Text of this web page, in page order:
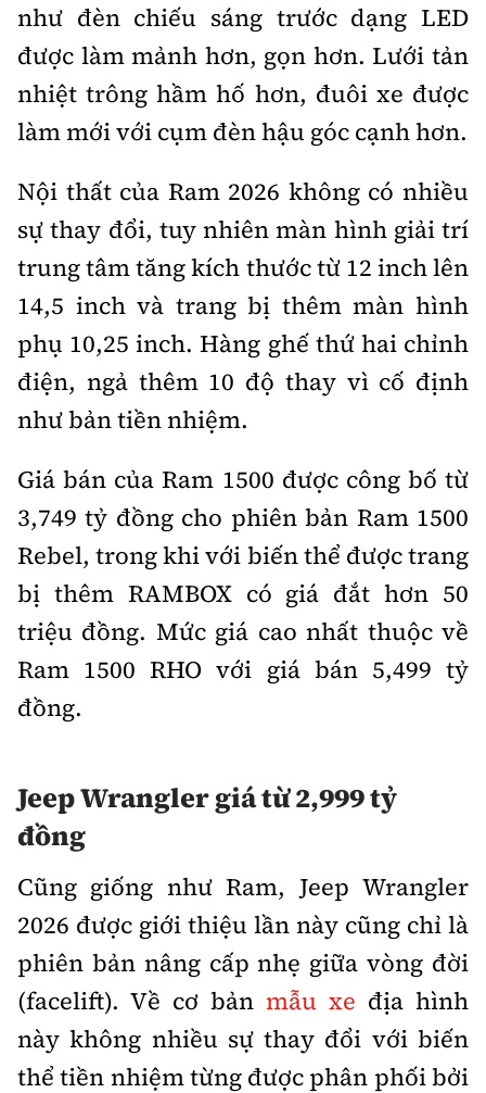
như đèn chiếu sáng trước dạng LED
được làm mảnh hơn, gọn hơn. Lưới tản
nhiệt trông hầm hố hơn, đuôi xe được
làm mới với cụm đèn hậu góc cạnh hơn.
Nội thất của Ram 2026 không có nhiều
sự thay đổi, tuy nhiên màn hình giải trí
trung tâm tăng kích thước từ 12 inch lên
14,5 inch và trang bị thêm màn hình
phụ 10,25 inch. Hàng ghế thứ hai chỉnh
điện, ngả thêm 10 độ thay vì cố định
như bản tiền nhiệm.
Giá bán của Ram 1500 được công bố từ
3,749 tỷ đồng cho phiên bản Ram 1500
Rebel, trong khi với biến thể được trang
bị thêm RAMBOX có giá đắt hơn 50
triệu đồng. Mức giá cao nhất thuộc về
Ram 1500 RHO với giá bán 5,499 tỷ
đồng.
Jeep Wrangler giá từ 2,999 tỷ
đồng
Cũng giống như Ram, Jeep Wrangler
2026 được giới thiệu lần này cũng chỉ là
phiên bản nâng cấp nhẹ giữa vòng đời
(facelift). Về cơ bản mẫu xe địa hình
này không nhiều sự thay đổi với biến
thể tiền nhiệm từng được phân phối bởi